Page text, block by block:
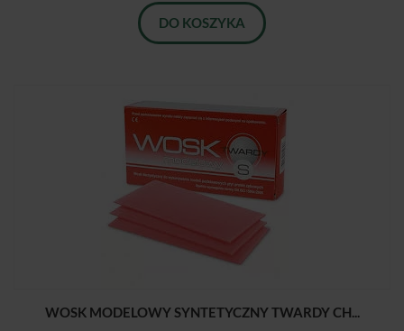
DO KOSZYKA
WOSK MODELOWY SYNTETYCZNY TWARDY CH...